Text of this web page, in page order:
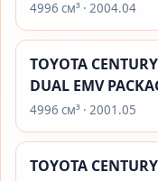
4996 см³ · 2004.04
TOYOTA
DUAL EMV
4996 см³ · 2001.05
TOYOTA